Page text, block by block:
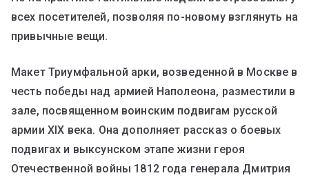
всех посетителей, позволяя по-новому взглянуть на
привычные вещи.
Макет Триумфальной арки, возведенной в Москве в
честь победы над армией Наполеона, разместили в
зале, посвященном воинским подвигам русской
армии XIX века. Она дополняет рассказ о боевых
подвигах и выксунском этапе жизни героя
Отечественной войны 1812 года генерала Дмитрия